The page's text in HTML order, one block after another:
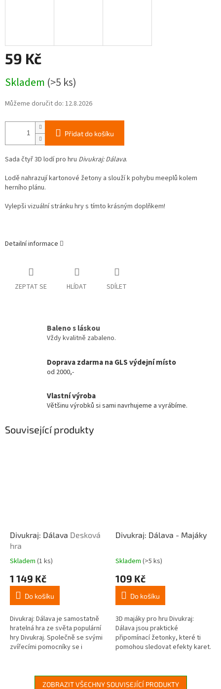
59 Kč
cena:
Skladem (>5 ks)
Můžeme doručit do: 12.8.2026
Přidat do košíku
Sada čtyř 3D lodí pro hru Divukraj: Dálava.
Lodě nahrazují kartonové žetony a slouží k pohybu meeplů kolem
herního plánu.
Vylepši vizuální stránku hry s tímto krásným doplňkem!
Detailní informace
ZEPTAT SE HLÍDAT SDÍLET
Baleno s láskou
Vždy kvalitně zabaleno.
Doprava zdarma na GLS výdejní místo
od 2000,-
Vlastní výroba
Většinu výrobků si sami navrhujeme a vyrábíme.
Související produkty
Divukraj: Dálava Desková
hra
Průměrné
produktu
5,0
5
hvězdiček.
Skladem (1 ks)
1 149 Kč
Do košíku
Divukraj: Dálava je samostatně
hratelná hra ze světa populární
hry Divukraj. Společně se svými
zvířecími pomocníky se i
Divukraj: Dálava - Majáky
Průměrné
produktu
5,0
5
hvězdiček.
Skladem (>5 ks)
109 Kč
Do košíku
3D majáky pro hru Divukraj:
Dálava jsou praktické
připomínací žetonky, které ti
pomohou sledovat efekty karet.
10...
ZOBRAZIT VŠECHNY SOUVISEJÍCÍ PRODUKTY